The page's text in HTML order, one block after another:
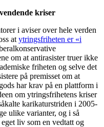
kriser
i aviser over hele verden
at ytringsfriheten er «i
om at antirasister truer ikke
friheten og selve det
på premisset om at
har krav på en plattform i
om ytringsfrihetens kriser
karikaturstriden i 2005-
ulike varianter, og i så
liv som en vedtatt og